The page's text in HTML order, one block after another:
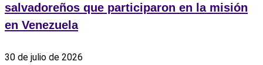
salvadoreños que participaron en la misión
en Venezuela
30 de julio de 2026